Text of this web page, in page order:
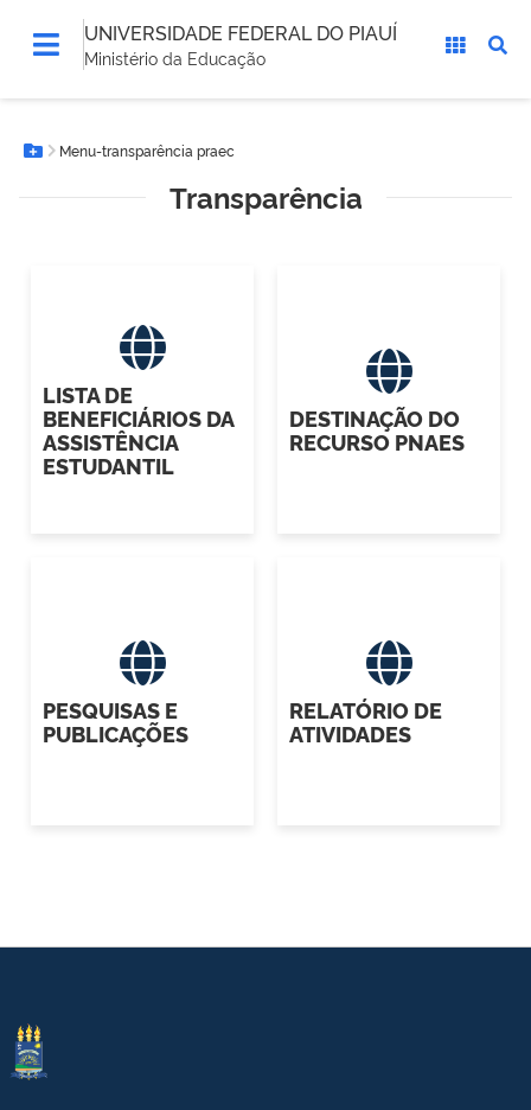
UNIVERSIDADE FEDERAL DO PIAUÍ
Ministério da Educação
estáBotão Menu
Menu-transparência praec
Transparência
LISTA DE
BENEFICIÁRIOS DA
ASSISTÊNCIA
ESTUDANTIL
DESTINAÇÃO DO
RECURSO PNAES
PESQUISAS E
PUBLICAÇÕES
RELATÓRIO DE
ATIVIDADES